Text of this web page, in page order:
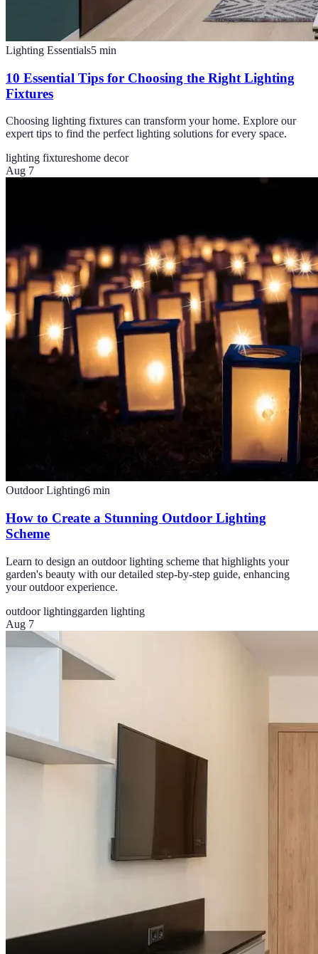
Lighting Essentials5 min
10 Essential Tips for Choosing the Right Lighting
Fixtures
Choosing lighting fixtures can transform your home. Explore our
expert tips to find the perfect lighting solutions for every space.
lighting fixtureshome decor
Aug 7
Outdoor Lighting6 min
How to Create a Stunning Outdoor Lighting
Scheme
Learn to design an outdoor lighting scheme that highlights your
garden's beauty with our detailed step-by-step guide, enhancing
your outdoor experience.
outdoor lightinggarden lighting
Aug 7